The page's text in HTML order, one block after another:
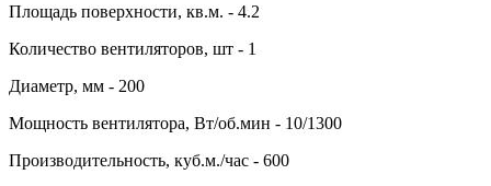
Площадь поверхности, кв.м. - 4.2
Количество вентиляторов, шт - 1
Диаметр, мм - 200
Мощность вентилятора, Вт/об.мин - 10/1300
Производительность, куб.м./час - 600